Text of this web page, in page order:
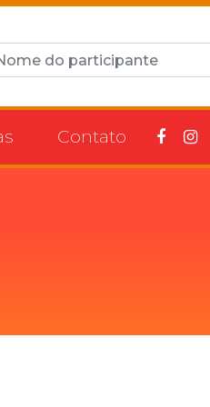
Contato